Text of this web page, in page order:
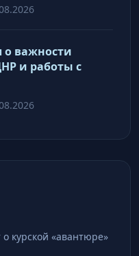
важности
и работы с
курской «авантюре»